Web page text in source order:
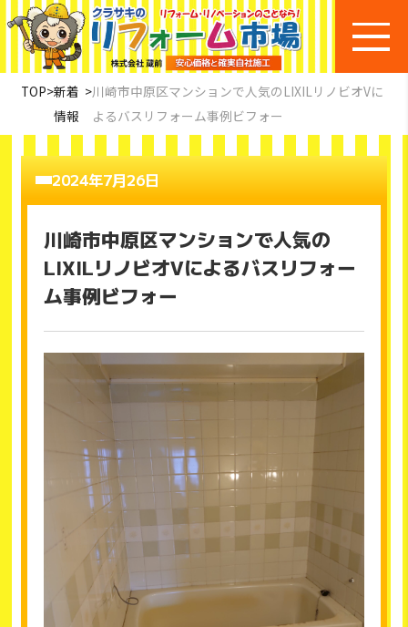
TOP>新着
情報
>川崎市中原区マンションで人気のLIXILリノビオVに
よるバスリフォーム事例ビフォー
2024年7月26日
川崎市中原区マンションで人気の
LIXILリノビオVによるバスリフォー
ム事例ビフォー